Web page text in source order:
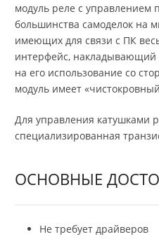
модуль реле с управлением
большинства самоделок на
имеющих для связи с ПК
интерфейс,
на его использование со
модуль имеет
Для управления катушками
специализированная
ОСНОВНЫЕ
Не требует драйверов